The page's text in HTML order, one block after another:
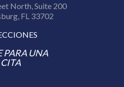
North, Suite 200
FL 33702
PARA UNA
CITA